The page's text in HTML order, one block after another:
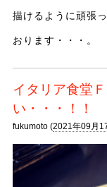
描けるように頑張
おります・・・。
イタリア食堂
い・・・！！
fukumoto (2021年09月